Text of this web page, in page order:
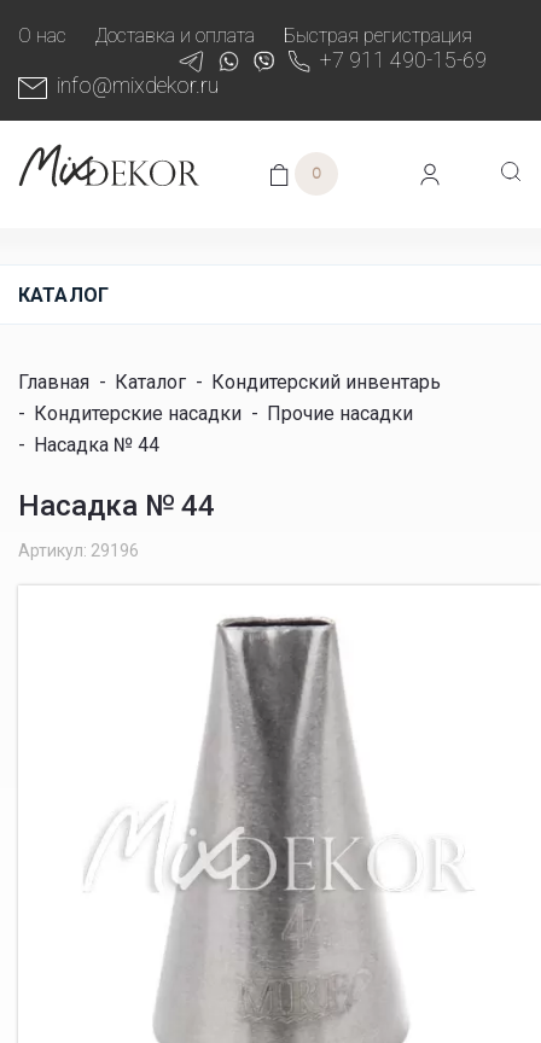
О нас Доставка и оплата Быстрая регистрация
+7 911 490-15-69
info@mixdekor.ru
0
КАТАЛОГ
Главная - Каталог - Кондитерский инвентарь
- Кондитерские насадки - Прочие насадки
- Насадка № 44
Насадка № 44
Артикул: 29196